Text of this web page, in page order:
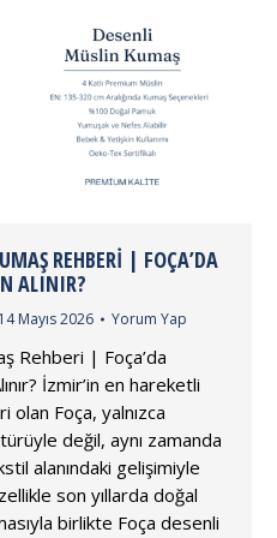
REHBERI | FOÇA’DA
ALINIR?
14 Mayıs 2026 Yorum Yap
Rehberi | Foça’da
İzmir’in en hareketli
Foça, yalnızca
değil, aynı zamanda
alanındaki gelişimiyle
son yıllarda doğal
birlikte Foça desenli